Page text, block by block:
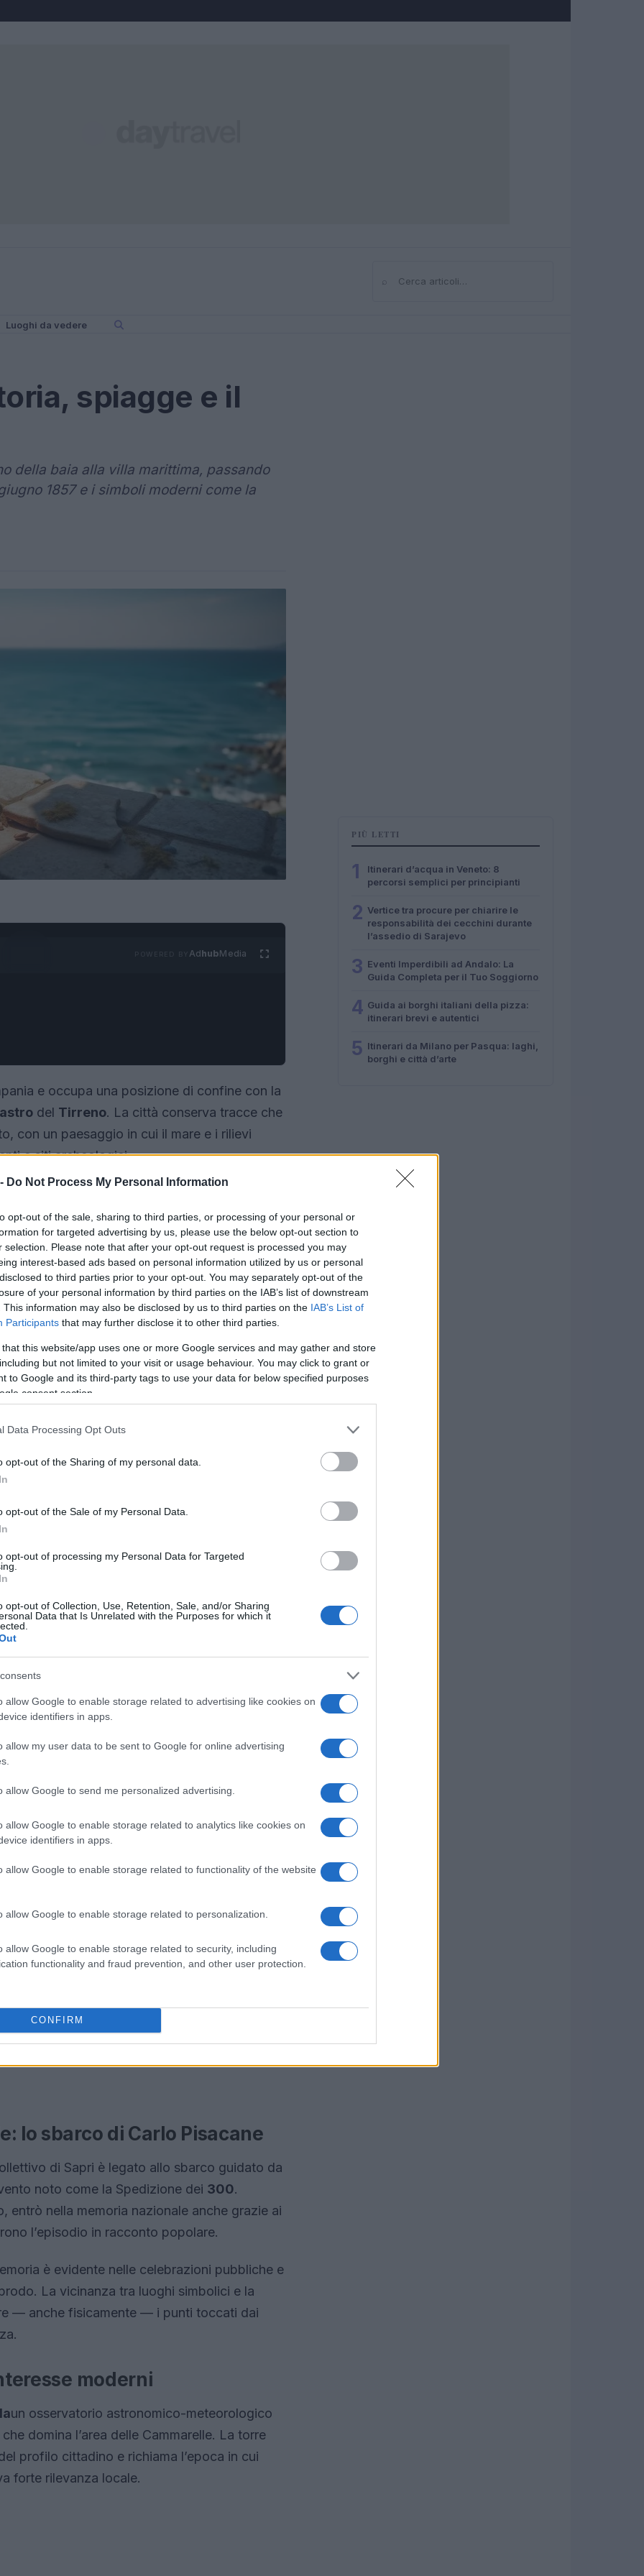
Do Not Process My Personal Information
opt-out of the sale, sharing to third parties, or processing of your personal or
for targeted advertising by us, please use the below opt-out section to
selection. Please note that after your opt-out request is processed you may
interest-based ads based on personal information utilized by us or personal
to third parties prior to your opt-out. You may separately opt-out of the
of your personal information by third parties on the IAB’s list of downstream
This information may also be disclosed by us to third parties on the IAB’s List of
Participants that may further disclose it to other third parties.
that this website/app uses one or more Google services and may gather and store
but not limited to your visit or usage behaviour. You may click to grant or
to Google and its third-party tags to use your data for below specified purposes
consent section.
Data Processing Opt Outs
opt-out of the Sharing of my personal data.
opt-out of the Sale of my Personal Data.
opt-out of processing my Personal Data for Targeted
opt-out of Collection, Use, Retention, Sale, and/or Sharing
Data that Is Unrelated with the Purposes for which it
allow Google to enable storage related to advertising like cookies on
identifiers in apps.
allow my user data to be sent to Google for online advertising
allow Google to send me personalized advertising.
allow Google to enable storage related to analytics like cookies on
identifiers in apps.
allow Google to enable storage related to functionality of the website
allow Google to enable storage related to personalization.
allow Google to enable storage related to security, including
functionality and fraud prevention, and other user protection.
CONFIRM
Cerca
Luoghi da vedere
spiagge e il
della baia alla villa marittima, passando
1857 e i simboli moderni come la
AdhubMedia
e occupa una posizione di confine con la
del Tirreno. La città conserva tracce che
con un paesaggio in cui il mare e i rilievi
e siti archeologici.
l’identità di Sapri: dai resti della
allo sbarco di Carlo Pisacane, fino ai simboli
segue un filo cronologico e topografico per
delle Cammarelle
un naturale approdo sin dall’antichità: Greci
di villeggiatura e approdo spontaneo. Tra il
zona delleCammarelleuna villa marittima
complesso includeva
che testimoniano l’importanza della baia
Santa Croce e le Cammarelle: frammenti di
tra gli strati successivi dell’abitato. Il
rende evidente come il
abbia
fin dall’antichità.
lo sbarco di Carlo Pisacane
di Sapri è legato allo sbarco guidato da
noto come la Spedizione dei 300.
entrò nella memoria nazionale anche grazie ai
l’episodio in racconto popolare.
è evidente nelle celebrazioni pubbliche e
La vicinanza tra luoghi simbolici e la
— anche fisicamente — i punti toccati dai
moderni
un osservatorio astronomico-meteorologico
domina l’area delle Cammarelle. La torre
profilo cittadino e richiama l’epoca in cui
forte rilevanza locale.
PIÙ LETTI
1
Itinerari d’acqua in Veneto: 8
percorsi semplici per principianti
2 Vertice tra procure per chiarire le
responsabilità dei cecchini durante
l’assedio di Sarajevo
3 Eventi Imperdibili ad Andalo: La
Guida Completa per il Tuo Soggiorno
4 Guida ai borghi italiani della pizza:
itinerari brevi e autentici
5 Itinerari da Milano per Pasqua: laghi,
borghi e città d’arte